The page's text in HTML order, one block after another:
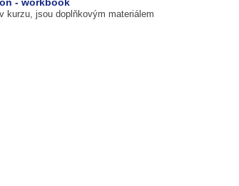
kurzu, jsou doplňkovým materiálem